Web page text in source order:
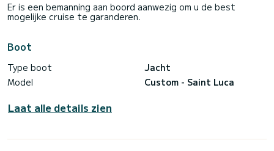
Er is een bemanning aan boord aanwezig om u de best
mogelijke cruise te garanderen.
Boot
Type boot
Jacht
Model
Custom - Saint Luca
Laat alle details zien